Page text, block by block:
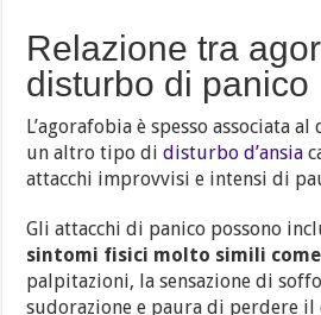
Relazione tra
disturbo di panico
L’agorafobia è spesso associata
un altro tipo didisturbo d’ansia
attacchi improvvisi e intensi di
Gli attacchi di panico possono
sintomi fisici molto simili come
palpitazioni, la sensazione di
sudorazione e paura di perdere